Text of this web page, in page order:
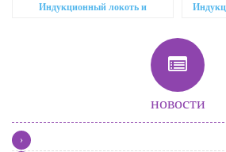
Индукционный локоть и
новости
›